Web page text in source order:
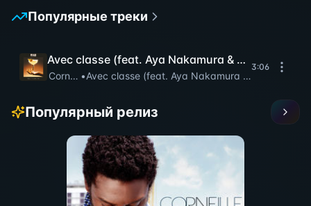
Популярные треки
Avec classe (feat. Aya Nakamura & Trinix)
Corneille
•Avec classe (feat. Aya Nakamura & Trinix)
3:06
Популярный релиз